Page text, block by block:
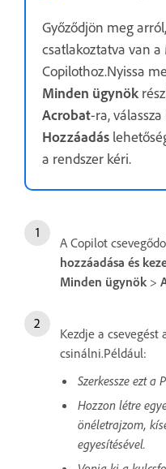
Győződjön meg
csatlakoztatva van
Copilothoz.Nyissa
Minden ügynök
Acrobat-ra,
Hozzáadás
a rendszer kéri.
A Copilot
hozzáadása és
Minden ügynök >
Kezdje a
csinálni.Például:
Szerkessze ezt a
Hozzon létre
önéletrajzom,
egyesítésével.